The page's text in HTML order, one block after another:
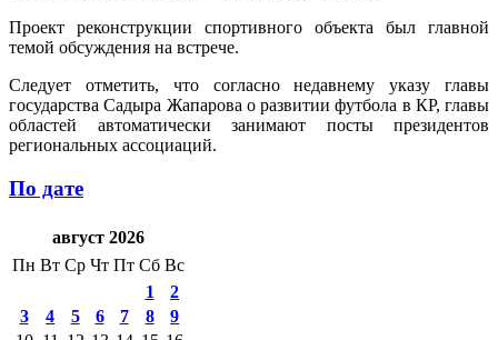
Проект реконструкции спортивного объекта был главной
темой обсуждения на встрече.
Следует отметить, что согласно недавнему указу главы
государства Садыра Жапарова о развитии футбола в КР, главы
областей автоматически занимают посты президентов
региональных ассоциаций.
По дате
август 2026
Пн Вт Ср Чт Пт Сб Вс
1
2
3
4 5 6 7 8
9